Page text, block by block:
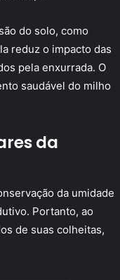
do solo, como
reduz o impacto das
pela enxurrada. O
saudável do milho
da
da umidade
Portanto, ao
de suas colheitas,